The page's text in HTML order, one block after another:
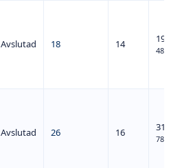
Avslutad 18 14 19
48
Avslutad 26 16 31
78